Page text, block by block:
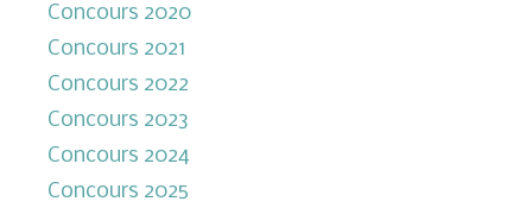
Concours 2020
Concours 2021
Concours 2022
Concours 2023
Concours 2024
Concours 2025